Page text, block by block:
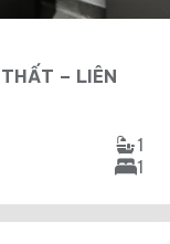
– LIÊN
1
1